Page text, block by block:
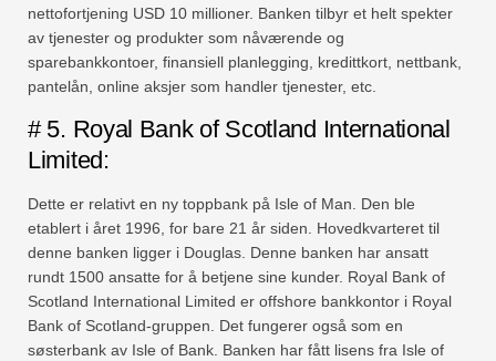
nettofortjening USD 10 millioner. Banken tilbyr et helt spekter
av tjenester og produkter som nåværende og
sparebankkontoer, finansiell planlegging, kredittkort, nettbank,
pantelån, online aksjer som handler tjenester, etc.
# 5. Royal Bank of Scotland International
Limited:
Dette er relativt en ny toppbank på Isle of Man. Den ble
etablert i året 1996, for bare 21 år siden. Hovedkvarteret til
denne banken ligger i Douglas. Denne banken har ansatt
rundt 1500 ansatte for å betjene sine kunder. Royal Bank of
Scotland International Limited er offshore bankkontor i Royal
Bank of Scotland-gruppen. Det fungerer også som en
søsterbank av Isle of Bank. Banken har fått lisens fra Isle of